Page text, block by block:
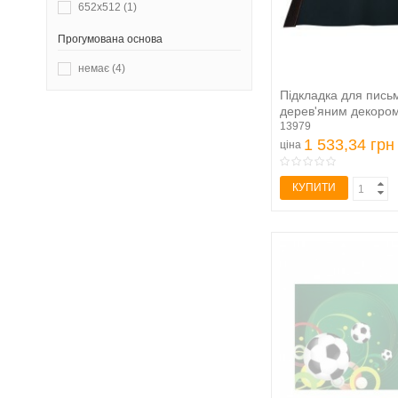
Підкладка для
дерев'яним
13979
ціна 1 533,34 грн
КУПИТИ
652х512 (1)
Прогумована основа
немає (4)